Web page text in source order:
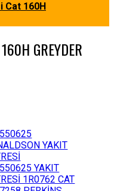
Cat 160H
GREYDER